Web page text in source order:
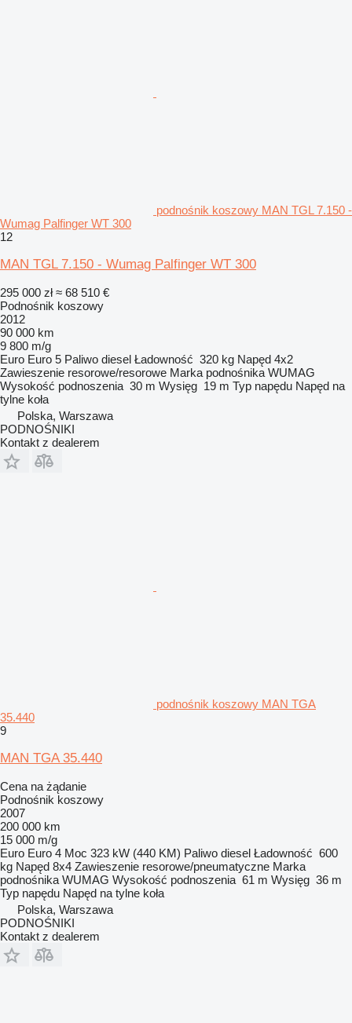
podnośnik koszowy MAN TGL 7.150 -
Wumag Palfinger WT 300
12
MAN TGL 7.150 - Wumag Palfinger WT 300
295 000 zł ≈ 68 510 €
Podnośnik koszowy
2012
90 000 km
9 800 m/g
Euro Euro 5 Paliwo diesel Ładowność 320 kg Napęd 4x2
Zawieszenie resorowe/resorowe Marka podnośnika WUMAG
Wysokość podnoszenia 30 m Wysięg 19 m Typ napędu Napęd na
tylne koła
Polska, Warszawa
PODNOŚNIKI
Kontakt z dealerem
podnośnik koszowy MAN TGA
35.440
9
MAN TGA 35.440
Cena na żądanie
Podnośnik koszowy
2007
200 000 km
15 000 m/g
Euro Euro 4 Moc 323 kW (440 KM) Paliwo diesel Ładowność 600
kg Napęd 8x4 Zawieszenie resorowe/pneumatyczne Marka
podnośnika WUMAG Wysokość podnoszenia 61 m Wysięg 36 m
Typ napędu Napęd na tylne koła
Polska, Warszawa
PODNOŚNIKI
Kontakt z dealerem